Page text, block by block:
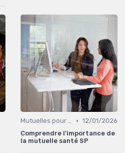
Mutuelles pour Particuliers • 12/01/2026
Comprendre l'importance de
la mutuelle santé SP